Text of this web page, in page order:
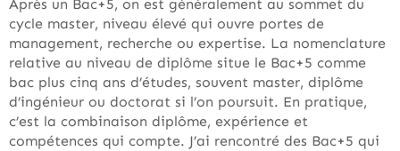
Après un Bac+5, on est généralement au sommet du
cycle master, niveau élevé qui ouvre portes de
management, recherche ou expertise. La nomenclature
relative au niveau de diplôme situe le Bac+5 comme
bac plus cinq ans d’études, souvent master, diplôme
d’ingénieur ou doctorat si l’on poursuit. En pratique,
c’est la combinaison diplôme, expérience et
compétences qui compte. J’ai rencontré des Bac+5 qui